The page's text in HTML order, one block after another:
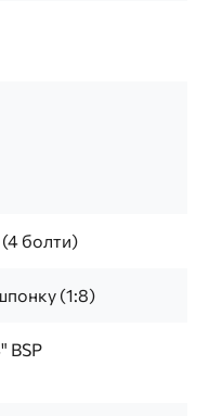
болти)
(1:8)
BSP